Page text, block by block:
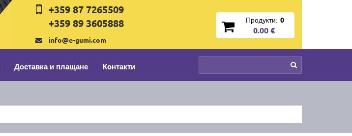
+359 87 7265509
+359 89 3605888
info@e-gumi.com
Продукти: 0
0.00 €
Доставка и плащане Контакти